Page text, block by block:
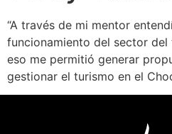
“A través de mi mentor
funcionamiento del sector
eso me permitió generar
gestionar el turismo en el